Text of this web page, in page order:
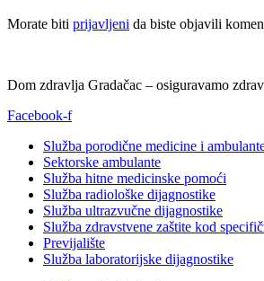
Morate biti prijavljeni da biste objavili
Dom zdravlja Gradačac – osiguravamo
Facebook-f
Služba porodične medicine i
Sektorske ambulante
Služba hitne medicinske pomoći
Služba radiološke dijagnostike
Služba ultrazvučne dijagnostike
Služba zdravstvene zaštite kod
Previjalište
Služba laboratorijske dijagnostike